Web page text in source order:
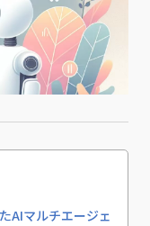
AIマルチエージェ